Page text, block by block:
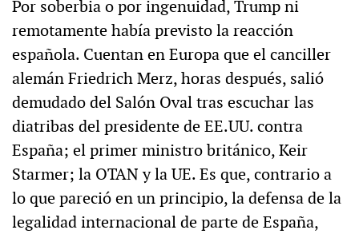
Por soberbia o por ingenuidad, Trump ni
remotamente había previsto la reacción
española. Cuentan en Europa que el canciller
alemán Friedrich Merz, horas después, salió
demudado del Salón Oval tras escuchar las
diatribas del presidente de EE.UU. contra
España; el primer ministro británico, Keir
Starmer; la OTAN y la UE. Es que, contrario a
lo que pareció en un principio, la defensa de la
legalidad internacional de parte de España,